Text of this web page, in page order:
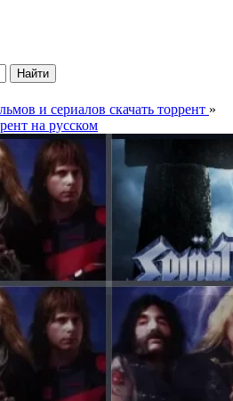
Найти
и сериалов скачать торрент »
на русском